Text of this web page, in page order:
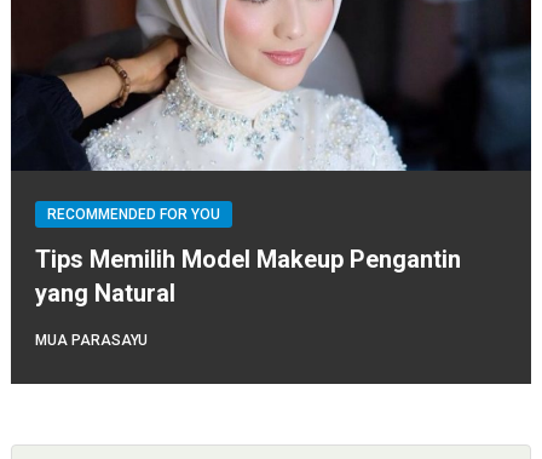
RECOMMENDED FOR YOU
Tips Memilih Model Makeup Pengantin
yang Natural
MUA PARASAYU